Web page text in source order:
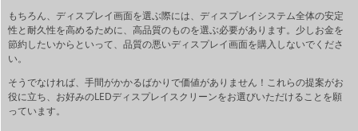
もちろん、ディスプレイ画面を選ぶ際には、ディスプレイシステム全体の安定
性と耐久性を高めるために、高品質のものを選ぶ必要があります。少しお金を
節約したいからといって、品質の悪いディスプレイ画面を購入しないでくださ
い。
そうでなければ、手間がかかるばかりで価値がありません！これらの提案がお
役に立ち、お好みのLEDディスプレイスクリーンをお選びいただけることを願
っています。